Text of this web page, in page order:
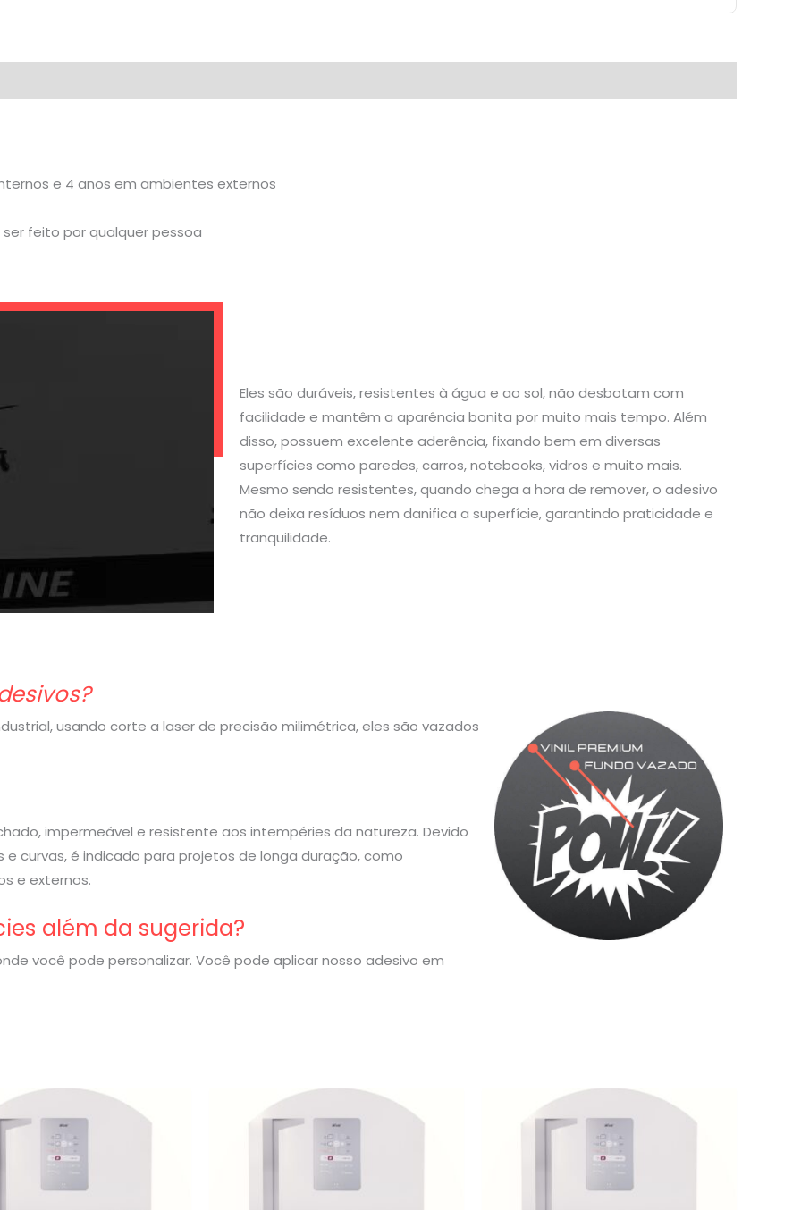
e 4 anos em ambientes externos
feito por qualquer pessoa
Eles são duráveis, resistentes à água e ao sol, não desbotam com
facilidade e mantêm a aparência bonita por muito mais tempo. Além
disso, possuem excelente aderência, fixando bem em diversas
superfícies como paredes, carros, notebooks, vidros e muito mais.
Mesmo sendo resistentes, quando chega a hora de remover, o adesivo
não deixa resíduos nem danifica a superfície, garantindo praticidade e
tranquilidade.
usando corte a laser de precisão milimétrica, eles são vazados
impermeável e resistente aos intempéries da natureza. Devido
curvas, é indicado para projetos de longa duração, como
e externos.
além da sugerida?
você pode personalizar. Você pode aplicar nosso adesivo em